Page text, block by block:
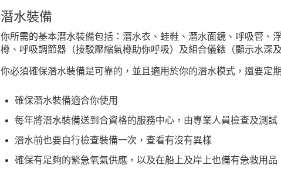
潛水裝備
你所需的基本潛水裝備包括：潛水衣、蛙鞋、潛水面鏡、呼吸管、
樽、呼吸調節器（接駁壓縮氣樽助你呼吸）及組合儀錶（顯示水深
你必須確保潛水裝備是可靠的，並且適用於你的潛水模式，還要定
確保潛水裝備適合你使用
每年將潛水裝備送到合資格的服務中心，由專業人員檢查及測試
潛水前也要自行檢查裝備一次，查看有沒有異樣
確保有足夠的緊急氧氣供應，以及在船上及岸上也備有急救用品